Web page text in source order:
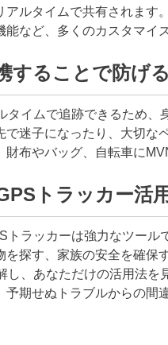
ルタイムで共有されます。
能など、多くのカスタマイ
することで防げ
タイムで追跡できるため、
迷子になったり、大切な
布やバッグ、自転車に
トラッカー活
ラッカーは強力なツール
探す、家族の安全を確保
、あなただけの活用法を
期せぬトラブルからの間